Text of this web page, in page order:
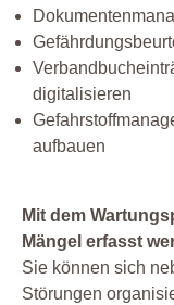
digitalisieren
aufbauen
Mit dem
Mängel erfasst
Sie können sich
Störungen